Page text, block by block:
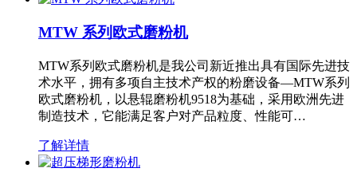
MTW 系列欧式磨粉机
MTW系列欧式磨粉机是我公司新近推出具有国际先进技
术水平，拥有多项自主技术产权的粉磨设备—MTW系列
欧式磨粉机，以悬辊磨粉机9518为基础，采用欧洲先进
制造技术，它能满足客户对产品粒度、性能可…
了解详情